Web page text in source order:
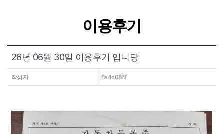
공지사항
이용후기
이용후기
26년 06월 30일 이용후기 입니당
작성자 8a4c086f